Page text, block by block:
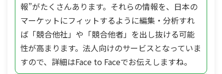
報”がたくさんあります。それらの情報を、日本の
マーケットにフィットするように編集・分析すれ
ば「競合他社」や「競合他者」を出し抜ける可能
性が高まります。法人向けのサービスとなっていま
すので、詳細はFace to Faceでお伝えしますね。